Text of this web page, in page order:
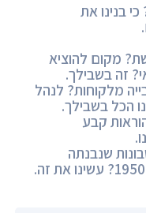
בנינו את
מקום להוציא
זה בשבילך.
מלקוחות? לנהל
הכל בשבילך.
קבע
שנבנתה
במחשבה על שנת 2050 ולא על 1950? עשינו את זה.